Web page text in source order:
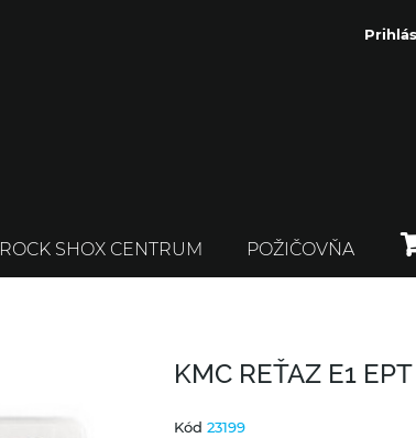
ROCK SHOX CENTRUM POŽIČOVŇA
KMC REŤAZ E1 EPT
Kód 23199